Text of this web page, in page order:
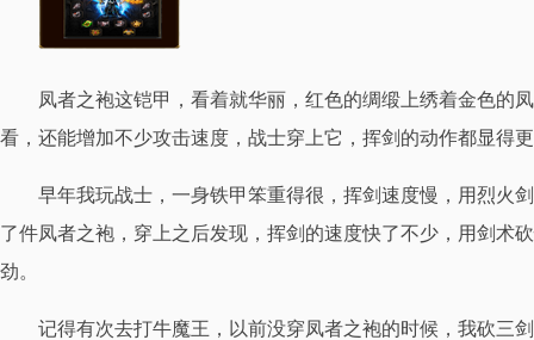
凤者之袍这铠甲，看着就华丽，红色的绸缎上绣着金色的
看，还能增加不少攻击速度，战士穿上它，挥剑的动作都显得
早年我玩战士，一身铁甲笨重得很，挥剑速度慢，用烈火
了件凤者之袍，穿上之后发现，挥剑的速度快了不少，用剑术
劲。
记得有次去打牛魔王，以前没穿凤者之袍的时候，我砍三